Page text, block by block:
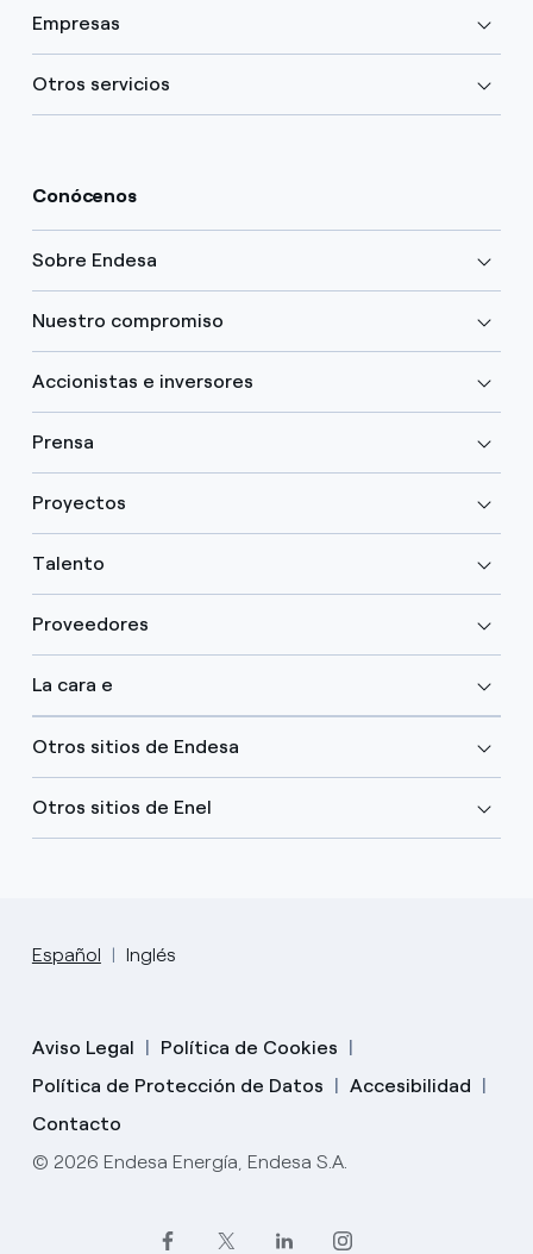
Empresas
Otros servicios
Conócenos
Sobre Endesa
Nuestro compromiso
Accionistas e inversores
Prensa
Proyectos
Talento
Proveedores
La cara e
Otros sitios de Endesa
Otros sitios de Enel
Español Inglés
Aviso Legal
Política de Cookies
Política de Protección de Datos
Accesibilidad
Contacto
© 2026 Endesa Energía, Endesa S.A.